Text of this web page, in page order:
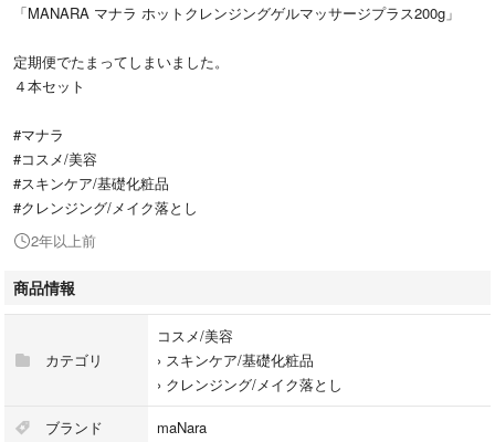
「MANARA マナラ ホットクレンジングゲルマッサージプラス200g」
定期便でたまってしまいました。
４本セット
#マナラ
#コスメ/美容
#スキンケア/基礎化粧品
#クレンジング/メイク落とし
2年以上前
商品情報
カテゴリ
コスメ/美容
› スキンケア/基礎化粧品
› クレンジング/メイク落とし
ブランド maNara